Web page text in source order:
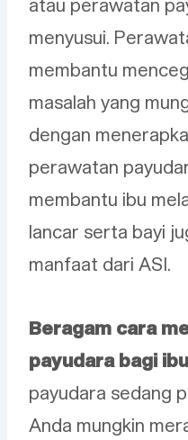
atau perawatan
menyusui.
membantu
masalah yang
dengan
perawatan
membantu ibu
lancar serta bayi
manfaat dari ASI.
Beragam cara
payudara bagi
payudara sedang
Anda mungkin